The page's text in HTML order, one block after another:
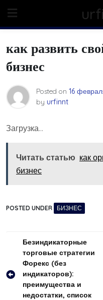
content
как развить
бизнес
Posted on 16
by urfinnt
Загрузка…
Читать статью как
бизнес
POSTED UNDER БИЗНЕС
Навигация
записям
Безиндикаторные
торговые стратегии
Форекс (без
индикаторов):
преимущества и
недостатки, список